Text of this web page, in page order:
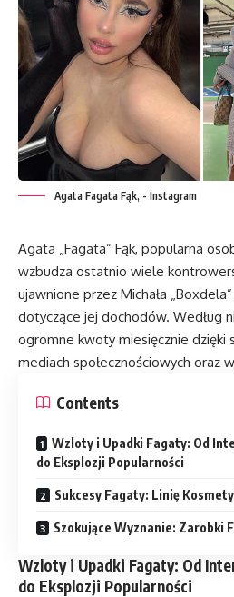
Agata Fagata Fąk, - Instagram
Agata „Fagata” Fąk, popularna
wzbudza ostatnio wiele
ujawnione przez Michała
dotyczące jej dochodów. Według
ogromne kwoty miesięcznie dzięki
mediach społecznościowych oraz
Contents
Wzloty i Upadki Fagaty: Od
do Eksplozji Popularności
Sukcesy Fagaty: Linię
Szokujące Wyznanie: Zarobki
Wzloty i Upadki Fagaty: Od
do Eksplozji Popularności